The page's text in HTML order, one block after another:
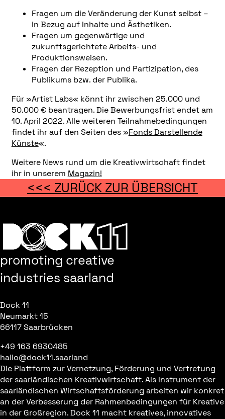
Fragen um die Veränderung der Kunst selbst –
in Bezug auf Inhalte und Ästhetiken.
Fragen um gegenwärtige und
zukunftsgerichtete Arbeits- und
Produktionsweisen.
Fragen der Rezeption und Partizipation, des
Publikums bzw. der Publika.
Für »Artist Labs« könnt ihr zwischen 25.000 und
50.000 € beantragen. Die Bewerbungsfrist endet am
10. April 2022. Alle weiteren Teilnahmebedingungen
findet ihr auf den Seiten des »Fonds Darstellende
Künste«.
Weitere News rund um die Kreativwirtschaft findet
ihr in unserem Magazin!
<<< ZURÜCK ZUR ÜBERSICHT
promoting creative
industries saarland
Dock 11
Neumarkt 15
66117 Saarbrücken
+49 163 6930485
hallo@dock11.saarland
Die Plattform zur Vernetzung, Förderung und Vertretung
der saarländischen Kreativwirtschaft. Als Instrument der
saarländischen Wirtschaftsförderung arbeiten wir konkret
an der Verbesserung der Rahmenbedingungen für Kreative
in der Großregion. Dock 11 macht kreatives, innovatives